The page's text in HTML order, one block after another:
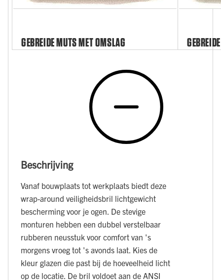
GEBREIDE MUTS MET OMSLAG
Beschrijving
Vanaf bouwplaats tot werkplaats biedt deze
wrap-around veiligheidsbril lichtgewicht
bescherming voor je ogen. De stevige
monturen hebben een dubbel verstelbaar
rubberen neusstuk voor comfort van 's
morgens vroeg tot 's avonds laat. Kies de
kleur glazen die past bij de hoeveelheid licht
op de locatie. De bril voldoet aan de ANSI